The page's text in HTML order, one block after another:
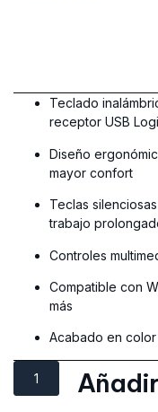
Teclado
receptor USB
Diseño
mayor confort
Teclas
trabajo
Controles
Compatible con
más
Acabado en